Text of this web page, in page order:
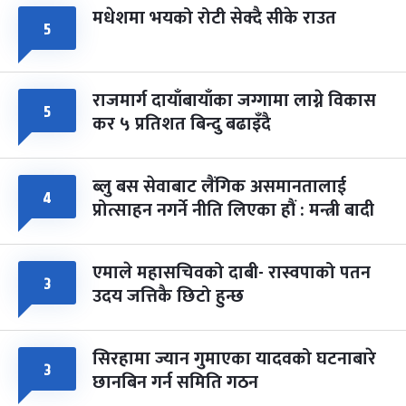
५ मधेशमा भयको रोटी सेक्दै सीके राउत
५ राजमार्ग दायाँबायाँका जग्गामा लाग्ने विकास
कर ५ प्रतिशत बिन्दु बढाइँदै
४ ब्लु बस सेवाबाट लैंगिक असमानतालाई
प्रोत्साहन नगर्ने नीति लिएका हौं : मन्त्री बादी
३ एमाले महासचिवको दाबी- रास्वपाको पतन
उदय जत्तिकै छिटो हुन्छ
३ सिरहामा ज्यान गुमाएका यादवको घटनाबारे
छानबिन गर्न समिति गठन